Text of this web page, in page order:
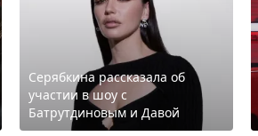
Серябкина рассказала об
участии в шоу с
Батрутдиновым и Давой